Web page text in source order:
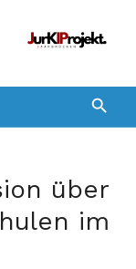
über
im